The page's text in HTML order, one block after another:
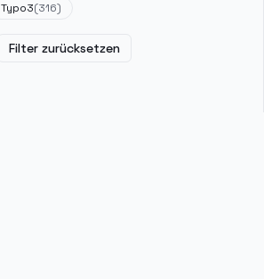
Typo3(316)
Filter zurücksetzen